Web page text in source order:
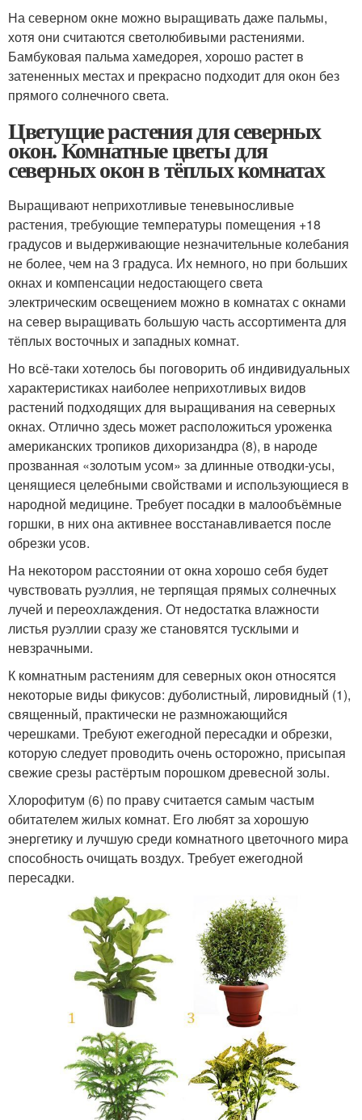
На северном окне можно выращивать даже пальмы,
хотя они считаются светолюбивыми растениями.
Бамбуковая пальма хамедорея, хорошо растет в
затененных местах и прекрасно подходит для окон без
прямого солнечного света.
Цветущие растения для северных
окон. Комнатные цветы для
северных окон в тёплых комнатах
Выращивают неприхотливые теневыносливые
растения, требующие температуры помещения +18
градусов и выдерживающие незначительные колебания
не более, чем на 3 градуса. Их немного, но при больших
окнах и компенсации недостающего света
электрическим освещением можно в комнатах с окнами
на север выращивать большую часть ассортимента для
тёплых восточных и западных комнат.
Но всё-таки хотелось бы поговорить об индивидуальных
характеристиках наиболее неприхотливых видов
растений подходящих для выращивания на северных
окнах. Отлично здесь может расположиться уроженка
американских тропиков дихоризандра (8), в народе
прозванная «золотым усом» за длинные отводки-усы,
ценящиеся целебными свойствами и использующиеся в
народной медицине. Требует посадки в малообъёмные
горшки, в них она активнее восстанавливается после
обрезки усов.
На некотором расстоянии от окна хорошо себя будет
чувствовать руэллия, не терпящая прямых солнечных
лучей и переохлаждения. От недостатка влажности
листья руэллии сразу же становятся тусклыми и
невзрачными.
К комнатным растениям для северных окон относятся
некоторые виды фикусов: дуболистный, лировидный (1),
священный, практически не размножающийся
черешками. Требуют ежегодной пересадки и обрезки,
которую следует проводить очень осторожно, присыпая
свежие срезы растёртым порошком древесной золы.
Хлорофитум (6) по праву считается самым частым
обитателем жилых комнат. Его любят за хорошую
энергетику и лучшую среди комнатного цветочного мира
способность очищать воздух. Требует ежегодной
пересадки.